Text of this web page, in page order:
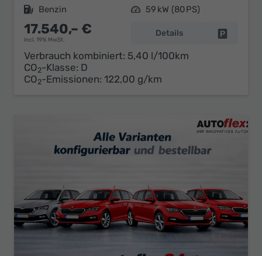
Kraftstoff Benzin Leistung 59 kW (80 PS)
17.540,– €
incl. 19% MwSt.
Details
Verbrauch kombiniert: 5,40 l/100km
CO2-Klasse: D
CO2-Emissionen: 122,00 g/km